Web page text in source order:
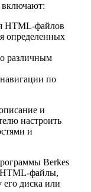
включают:
HTML-файлов
определенных
различным
по
и
настроить
и
Berkes
HTML-файлы,
диска или